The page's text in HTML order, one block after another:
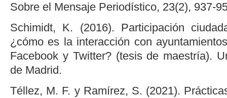
Sobre el Mensaje Periodístico, 23(2), 937-
Schimidt, K. (2016). Participación
¿cómo es la interacción con
Facebook y Twitter? (tesis de maestría).
de Madrid.
Téllez, M. F. y Ramírez, S. (2021).